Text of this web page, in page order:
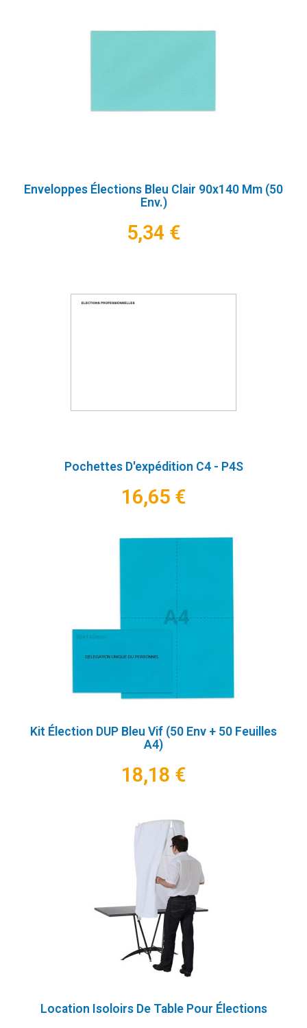
Enveloppes Élections Bleu Clair 90x140 Mm (50
Env.)
5,34 €
Pochettes D'expédition C4 - P4S
16,65 €
Kit Élection DUP Bleu Vif (50 Env + 50 Feuilles
A4)
18,18 €
Location Isoloirs De Table Pour Élections